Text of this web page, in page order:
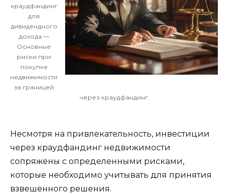
краудфандинг
для
дивидендного
дохода —
Основные
риски при
покупке
недвижимости
за границей
через краудфандинг
Несмотря на привлекательность, инвестиции
через краудфандинг недвижимости
сопряжены с определенными рисками,
которые необходимо учитывать для принятия
взвешенного решения.